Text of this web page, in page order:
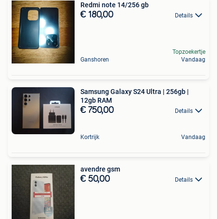
Redmi note 14/256 gb
€ 180,00 Details
Ganshoren
Topzoekertje
Vandaag
Samsung Galaxy S24 Ultra | 256gb |
12gb RAM
€ 750,00 Details
Kortrijk Vandaag
avendre gsm
€ 50,00 Details